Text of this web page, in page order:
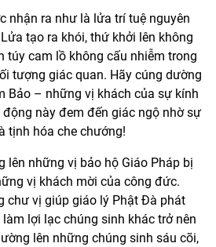
nhận ra như là lửa trí tuệ nguyên
tạo ra khói, thứ khởi lên không
túy cam lồ không cấu nhiễm trong
tượng giác quan. Hãy cúng dường
Bảo – những vị khách của sự kính
này đem đến giác ngộ nhờ sự
tịnh hóa che chướng!
lên những vị bảo hộ Giáo Pháp bị
vị khách mời của công đức.
chư vị giúp giáo lý Phật Đà phát
lợi lạc chúng sinh khác trở nên
lên những chúng sinh sáu cõi,